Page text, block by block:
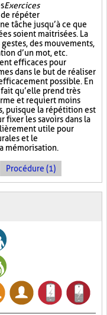
Exercices
répéter
tâche jusqu’à ce que
soient maitrisées. La
des mouvements,
d’un mot, etc.
efficaces pour
dans le but de réaliser
possible. En
qu’elle prend très
et requiert moins
puisque la répétition est
fixer les savoirs dans la
utile pour
et le
mémorisation.
Procédure (1)